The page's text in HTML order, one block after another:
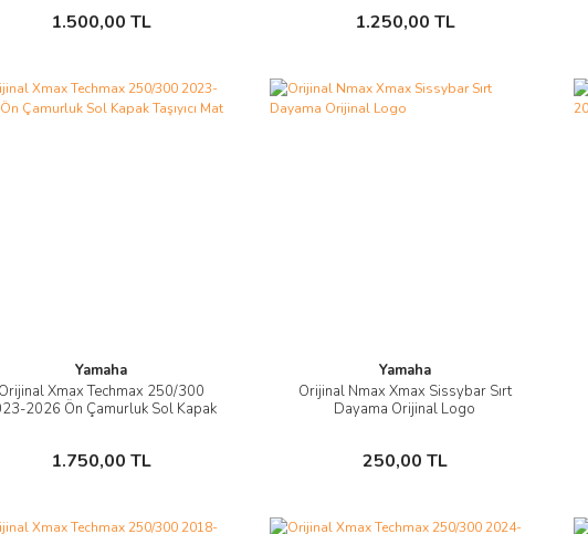
1.500,00 TL
Sepete Ekle 1.250,00 TL
Sepete Ekle
Yamaha
Xmax Techmax 250/300
2026 Ön Çamurluk Sol Kapak
1.750,00 TL
İncele
Sepete Ekle
Yamaha
Orijinal Nmax Xmax Sissybar Sırt
Dayama Orijinal Logo
250,00 TL
İncele
Sepete Ekle